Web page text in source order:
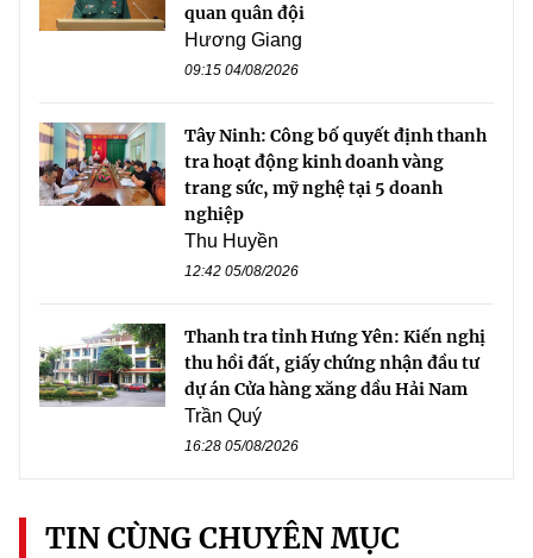
quan quân đội
Hương Giang
09:15 04/08/2026
Tây Ninh: Công bố quyết định thanh
tra hoạt động kinh doanh vàng
trang sức, mỹ nghệ tại 5 doanh
nghiệp
Thu Huyền
12:42 05/08/2026
Thanh tra tỉnh Hưng Yên: Kiến nghị
thu hồi đất, giấy chứng nhận đầu tư
dự án Cửa hàng xăng dầu Hải Nam
Trần Quý
16:28 05/08/2026
TIN CÙNG CHUYÊN MỤC